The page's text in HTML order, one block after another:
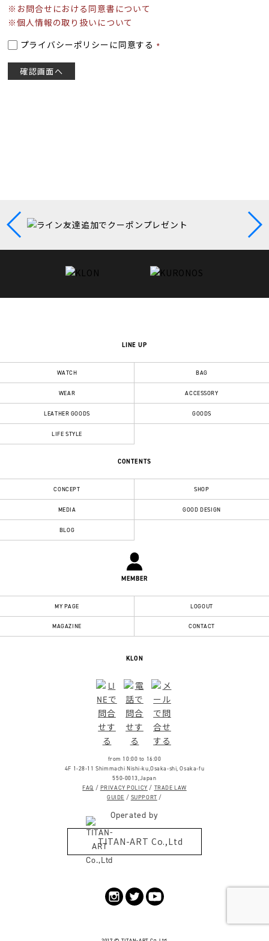
※お問合せにおける同意書について
※個人情報の取り扱いについて
プライバシーポリシーに同意する
LINE UP
WATCH BAG
WEAR ACCESSORY
LEATHER GOODS GOODS
LIFE STYLE
CONTENTS
CONCEPT SHOP
MEDIA GOOD DESIGN
BLOG
MEMBER
MY PAGE LOGOUT
MAGAZINE CONTACT
KLON
from 10:00 to 16:00
4F 1-28-11 Shimmachi Nishi-ku,Osaka-shi, Osaka-fu
550-0013,Japan
FAQ / PRIVACY POLICY / TRADE LAW
GUIDE / SUPPORT /
Operated by
TITAN-ART Co.,Ltd